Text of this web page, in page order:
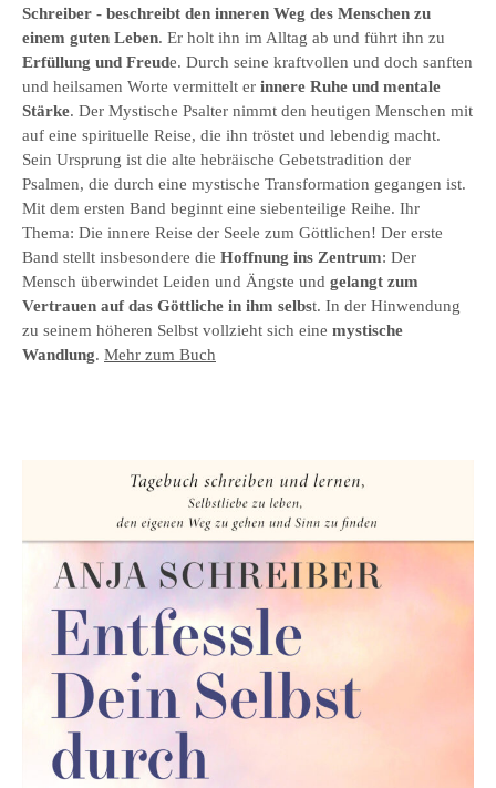
Schreiber - beschreibt den inneren Weg des Menschen zu
einem guten Leben. Er holt ihn im Alltag ab und führt ihn zu
Erfüllung und Freude. Durch seine kraftvollen und doch sanften
und heilsamen Worte vermittelt er innere Ruhe und mentale
Stärke. Der Mystische Psalter nimmt den heutigen Menschen mit
auf eine spirituelle Reise, die ihn tröstet und lebendig macht.
Sein Ursprung ist die alte hebräische Gebetstradition der
Psalmen, die durch eine mystische Transformation gegangen ist.
Mit dem ersten Band beginnt eine siebenteilige Reihe. Ihr
Thema: Die innere Reise der Seele zum Göttlichen! Der erste
Band stellt insbesondere die Hoffnung ins Zentrum: Der
Mensch überwindet Leiden und Ängste und gelangt zum
Vertrauen auf das Göttliche in ihm selbst. In der Hinwendung
zu seinem höheren Selbst vollzieht sich eine mystische
Wandlung. Mehr zum Buch